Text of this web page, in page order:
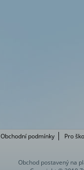
Obchodní podmínky Pro
Obchod postavený na